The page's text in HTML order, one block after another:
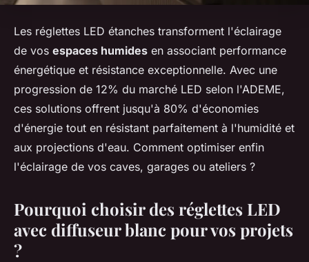
Les réglettes LED étanches transforment l'éclairage
de vos espaces humides en associant performance
énergétique et résistance exceptionnelle. Avec une
progression de 12% du marché LED selon l'ADEME,
ces solutions offrent jusqu'à 80% d'économies
d'énergie tout en résistant parfaitement à l'humidité et
aux projections d'eau. Comment optimiser enfin
l'éclairage de vos caves, garages ou ateliers ?
Pourquoi choisir des réglettes LED
avec diffuseur blanc pour vos projets
?